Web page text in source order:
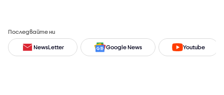
Последвайте ни
NewsLetter Google News Youtube